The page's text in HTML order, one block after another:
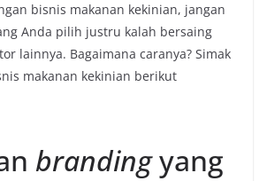
bisnis makanan kekinian, jangan
Anda pilih justru kalah bersaing
lainnya. Bagaimana caranya? Simak
makanan kekinian berikut
brandingyang